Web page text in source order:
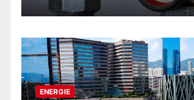
ENERGIE